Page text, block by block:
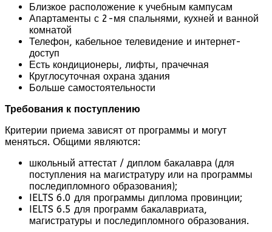
Близкое расположение к учебным кампусам
Апартаменты с 2-мя спальнями, кухней и ванной
комнатой
Телефон, кабельное телевидение и интернет-
доступ
Есть кондиционеры, лифты, прачечная
Круглосуточная охрана здания
Больше самостоятельности
Требования к поступлению
Критерии приема зависят от программы и могут
меняться. Общими являются:
школьный аттестат / диплом бакалавра (для
поступления на магистратуру или на программы
последипломного образования);
IELTS 6.0 для программы диплома провинции;
IELTS 6.5 для программ бакалавриата,
магистратуры и последипломного образования.